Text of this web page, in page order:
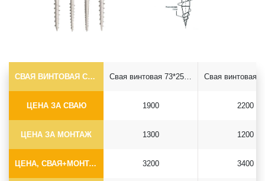
СВАЯ ВИНТОВАЯ САМОРЕЗ Ф73*5.5
ЦЕНА ЗА СВАЮ
ЦЕНА ЗА МОНТАЖ
ЦЕНА, СВАЯ+МОНТАЖ (БЕЗ ОГОЛОВКА)
1900
1300
3200
2200
1200
3400